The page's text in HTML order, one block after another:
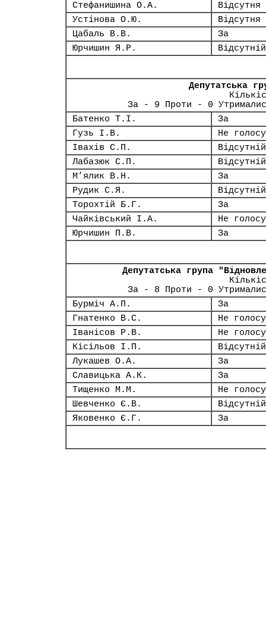
Стефанишина О.А.
Відсутня
Устінова О.Ю.
Відсутня
Цабаль В.В.
За
Юрчишин Я.Р.
Відсутній
Депутатська
За - 9 Проти - 0
Батенко Т.І.
За
Гузь І.В.
Не
Івахів С.П.
Відсутній
Лабазюк С.П.
Відсутній
М’ялик В.Н.
За
Рудик С.Я.
Відсутній
Торохтій Б.Г.
За
Чайківський І.А.
Не
Юрчишин П.В.
За
Депутатська група
За - 8 Проти - 0
Бурміч А.П.
За
Гнатенко В.С.
Не
Іванісов Р.В.
Не
Кісільов І.П.
Відсутній
Лукашев О.А.
За
Славицька А.К.
За
Тищенко М.М.
Не
Шевченко Є.В.
Відсутній
Яковенко Є.Г.
За